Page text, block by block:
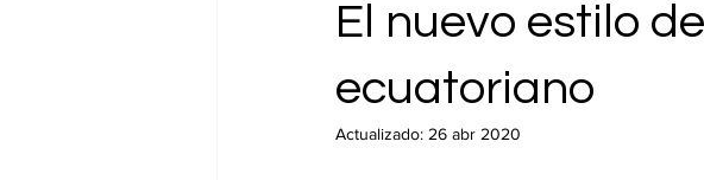
El nuevo estilo
ecuatoriano
Actualizado: 26 abr 2020